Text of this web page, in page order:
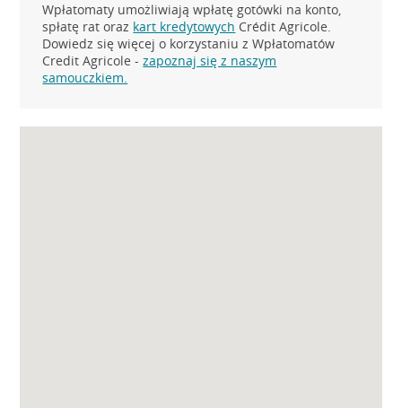
Wpłatomaty umożliwiają wpłatę gotówki na konto,
spłatę rat oraz kart kredytowych Crédit Agricole.
Dowiedz się więcej o korzystaniu z Wpłatomatów
Credit Agricole -zapoznaj się z naszym
samouczkiem.